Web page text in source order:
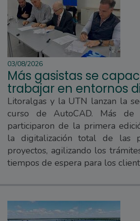
03/08/2026
Más gasistas se
trabajar en entornos
Litoralgas y la UTN lanzan la
curso de AutoCAD. Más de
participaron de la primera
la digitalización total de las
proyectos, agilizando los
tiempos de espera para los